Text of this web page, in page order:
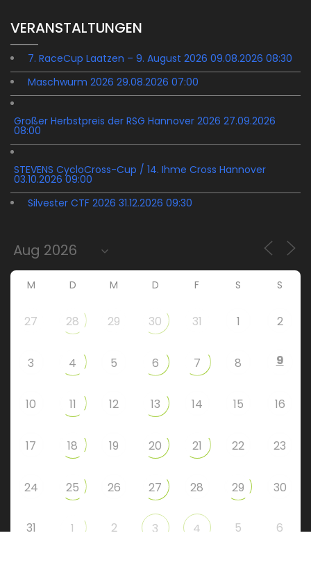
VERANSTALTUNGEN
7. RaceCup Laatzen – 9. August 2026 09.08.2026 08:30
Maschwurm 2026 29.08.2026 07:00
Großer Herbstpreis der RSG Hannover 2026 27.09.2026
08:00
STEVENS CycloCross-Cup / 14. Ihme Cross Hannover
03.10.2026 09:00
Silvester CTF 2026 31.12.2026 09:30
M D M D F S S
27 28 29 30 31 1 2
3 4 5 6 7 8 9
10 11 12 13 14 15 16
17 18 19 20 21 22 23
24 25 26 27 28 29 30
31 1 2 3 4 5 6